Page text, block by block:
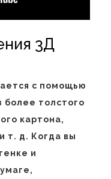
3Д
с помощью
более толстого
картона,
т. д. Когда вы
и